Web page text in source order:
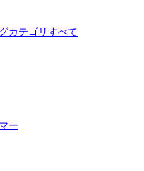
カテゴリすべて
ー